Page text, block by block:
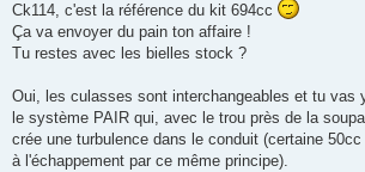
s
a
e
Ck114, c'est la référence du kit 694cc
Ça va envoyer du pain ton affaire !
Tu restes avec les bielles stock ?
Oui, les culasses sont interchangeables et tu vas
le système PAIR qui, avec le trou près de la
crée une turbulence dans le conduit (certaine
à l'échappement par ce même principe).